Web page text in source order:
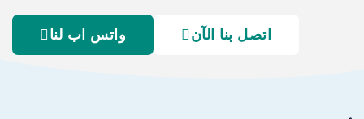
واتس اب لنا اتصل بنا الآن